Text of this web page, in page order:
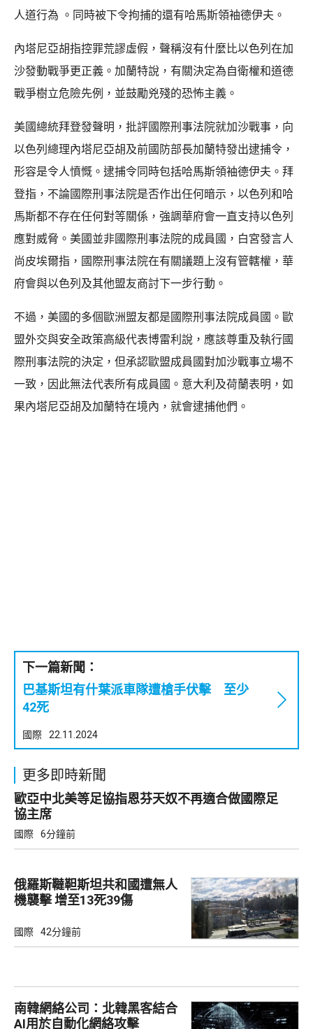
人道行為 。同時被下令拘捕的還有哈馬斯領袖德伊夫。
內塔尼亞胡指控罪荒謬虛假，聲稱沒有什麼比以色列在加
沙發動戰爭更正義。加蘭特說，有關決定為自衛權和道德
戰爭樹立危險先例，並鼓勵兇殘的恐怖主義。
美國總統拜登發聲明，批評國際刑事法院就加沙戰事，向
以色列總理內塔尼亞胡及前國防部長加蘭特發出逮捕令，
形容是令人憤慨。逮捕令同時包括哈馬斯領袖德伊夫。拜
登指，不論國際刑事法院是否作出任何暗示，以色列和哈
馬斯都不存在任何對等關係，強調華府會一直支持以色列
應對威脅。美國並非國際刑事法院的成員國，白宮發言人
尚皮埃爾指，國際刑事法院在有關議題上沒有管轄權，華
府會與以色列及其他盟友商討下一步行動。
不過，美國的多個歐洲盟友都是國際刑事法院成員國。歐
盟外交與安全政策高級代表博雷利說，應該尊重及執行國
際刑事法院的決定，但承認歐盟成員國對加沙戰事立場不
一致，因此無法代表所有成員國。意大利及荷蘭表明，如
果內塔尼亞胡及加蘭特在境內，就會逮捕他們。
下一篇新聞：
巴基斯坦有什葉派車隊遭槍手伏擊 至少
42死
國際 22.11.2024
更多即時新聞
歐亞中北美等足協指恩芬天奴不再適合做國際足
協主席
國際 6分鐘前
俄羅斯韃靼斯坦共和國遭無人
機襲擊 增至13死39傷
國際 42分鐘前
南韓網絡公司：北韓黑客結合
AI用於自動化網絡攻擊